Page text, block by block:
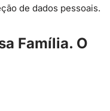
de dados pessoais.
Família. O